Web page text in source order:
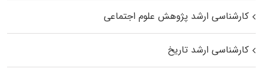
کارشناسی ارشد پژوهش علوم اجتماعی
کارشناسی ارشد تاریخ